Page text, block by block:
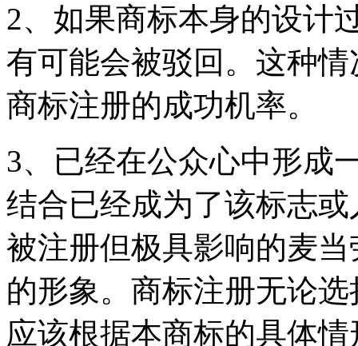
2、如果商标本身的设计
有可能会被驳回。这种
商标注册的成功机率。
3、已经在公众心中形成
结合已经成为了该标志
被注册但极具影响的麦
的形象。商标注册无论
应该根据本商标的具体